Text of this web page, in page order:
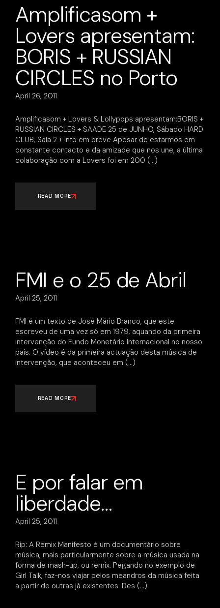
Amplificasom +
Lovers apresentam:
BORIS + RUSSIAN
CIRCLES no Porto
April 26, 2011
Amplificasom + Lovers & Lollypops apresentam:BORIS +
RUSSIAN CIRCLES + SAADE 25 de JUNHO, Sábado HARD
CLUB, Sala 2 + info em breve Apesar de estarmos em
constante contacto e da amizade que nos une, a última
colaboração com a Lovers foi em 200
READ MORE
FMI e o 25 de Abril
April 25, 2011
FMI é um texto de José Mário Branco, que este
escreveu de uma vez só em 1979, aquando da primeira
intervenção do Fundo Monetário Internacional no nosso
país. O vídeo é da primeira actuação desta música de
intervenção, que aconteceu em
READ MORE
E por falar em
liberdade…
April 25, 2011
Rip: A Remix Manifesto é um documentário sobre
música, mais particularmente sobre a música usada na
forma de mash-up, ou remix. Pegando no exemplo de
Girl Talk, faz-nos viajar pelos meandros da música feita
a partir de outras já existentes. Des